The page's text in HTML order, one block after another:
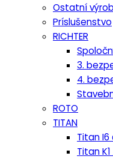
Ostatní
Príslušenstvo
RICHTER
3.
4.
ROTO
TITAN
Titan I6
Titan K1